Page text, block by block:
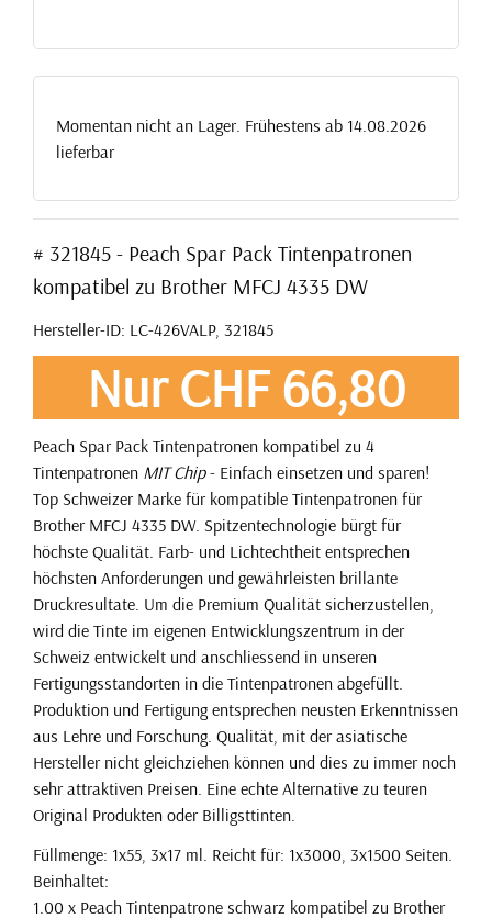
Momentan nicht an Lager. Frühestens ab 14.08.2026
lieferbar
# 321845 - Peach Spar Pack Tintenpatronen
kompatibel zu Brother MFCJ 4335 DW
Hersteller-ID: LC-426VALP, 321845
Nur CHF 66,80
Peach Spar Pack Tintenpatronen kompatibel zu 4
Tintenpatronen MIT Chip- Einfach einsetzen und sparen!
Top Schweizer Marke für kompatible Tintenpatronen für
Brother MFCJ 4335 DW. Spitzentechnologie bürgt für
höchste Qualität. Farb- und Lichtechtheit entsprechen
höchsten Anforderungen und gewährleisten brillante
Druckresultate. Um die Premium Qualität sicherzustellen,
wird die Tinte im eigenen Entwicklungszentrum in der
Schweiz entwickelt und anschliessend in unseren
Fertigungsstandorten in die Tintenpatronen abgefüllt.
Produktion und Fertigung entsprechen neusten Erkenntnissen
aus Lehre und Forschung. Qualität, mit der asiatische
Hersteller nicht gleichziehen können und dies zu immer noch
sehr attraktiven Preisen. Eine echte Alternative zu teuren
Original Produkten oder Billigsttinten.
Füllmenge: 1x55, 3x17 ml. Reicht für: 1x3000, 3x1500 Seiten.
Beinhaltet:
1.00 x Peach Tintenpatrone schwarz kompatibel zu Brother